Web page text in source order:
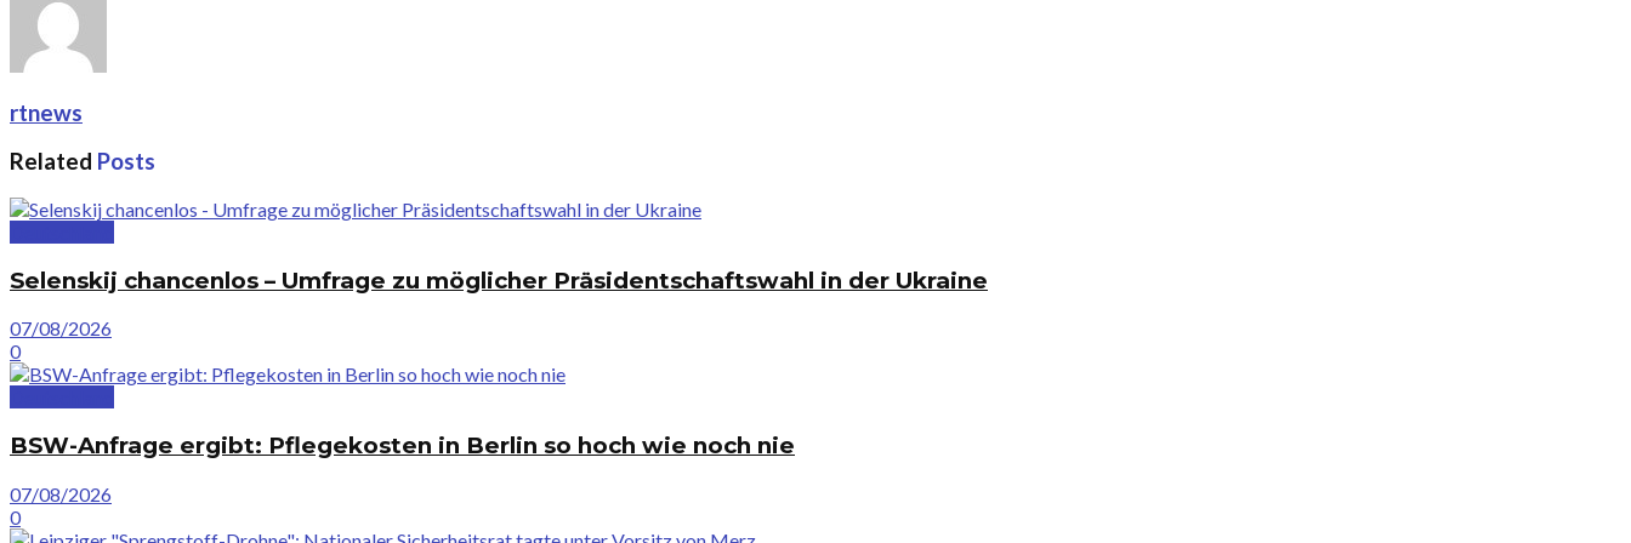
rtnews
Related Posts
Selenskij chancenlos – Umfrage zu möglicher Präsidentschaftswahl in der Ukraine
07/08/2026
0
BSW-Anfrage ergibt: Pflegekosten in Berlin so hoch wie noch nie
07/08/2026
0